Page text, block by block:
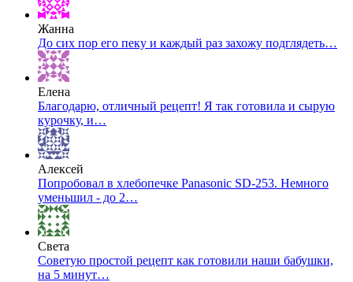
Жанна
До сих пор его пеку и каждый раз захожу подглядеть…
Елена
Благодарю, отличный рецепт! Я так готовила и сырую
курочку, и…
Алексей
Попробовал в хлебопечке Panasonic SD-253. Немного
уменьшил - до 2…
Света
Советую простой рецепт как готовили наши бабушки,
на 5 минут…